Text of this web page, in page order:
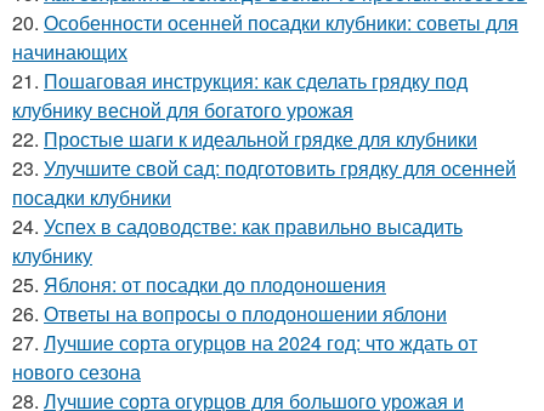
20. Особенности осенней посадки клубники: советы для
начинающих
21. Пошаговая инструкция: как сделать грядку под
клубнику весной для богатого урожая
22. Простые шаги к идеальной грядке для клубники
23. Улучшите свой сад: подготовить грядку для осенней
посадки клубники
24. Успех в садоводстве: как правильно высадить
клубнику
25. Яблоня: от посадки до плодоношения
26. Ответы на вопросы о плодоношении яблони
27. Лучшие сорта огурцов на 2024 год: что ждать от
нового сезона
28. Лучшие сорта огурцов для большого урожая и